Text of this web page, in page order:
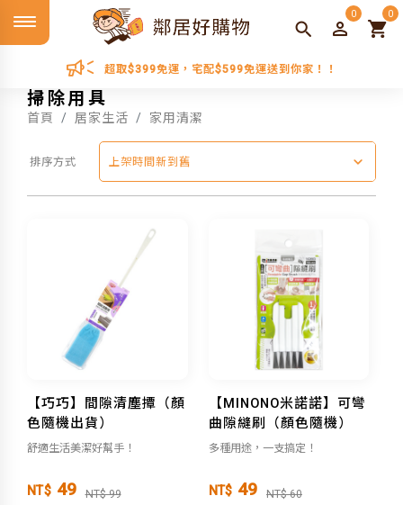
超取$399免運，宅配$599免運送到你家！！
0 0
掃除用具
首頁 居家生活 家用清潔
排序方式 上架時間新到舊
【巧巧】間隙清塵撢（顏
色隨機出貨）
舒適生活美潔好幫手！
NT$ 49 NT$ 99
【MINONO米諾諾】可彎
曲隙縫刷（顏色隨機）
多種用途，一支搞定！
NT$ 49 NT$ 60